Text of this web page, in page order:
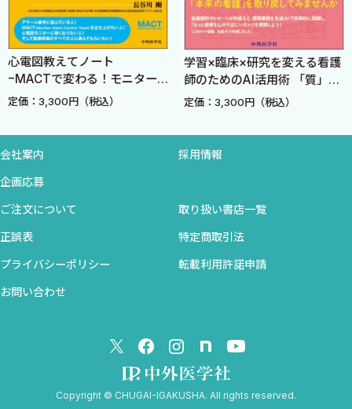
2001年秋
編集者 奈良信雄
E．関節液検査
2．血液検査 ＜奈良信雄＞
A．赤血球沈降速度（血沈，赤沈）
B．血球検査
1．赤血球，ヘモグロビン，ヘマトクリット
3．白血球
4．血小板
5．末梢血液像
2．毛細血管抵抗試験
3．血小板機能検査
4．プロトロンビン時間（PT）
7．ヘパプラスチン試験（HPT）
9．フィブリノーゲン
心電図教えてノート
−MACTで変わる！モニター
管理の新常識− 改訂3版
定価：3,300円（税込）
学習×臨床×研究を変える看護
師のためのAI活用術 「質」と
「時間」を生み出す実践レシ
定価：3,300円（税込）
会社案内 採用情報
企画応募
ご注文について 取り扱い書店一覧
正誤表 特定商取引法
プライバシーポリシー 転載利用許諾申請
お問い合わせ
Copyright © CHUGAI-IGAKUSHA. All rights reserved.